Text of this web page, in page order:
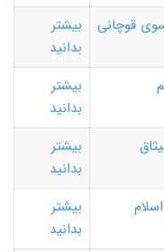
قوچانی
بیشتر
بدانید
بیشتر
بدانید
بیشتر
بدانید
بیشتر
بدانید